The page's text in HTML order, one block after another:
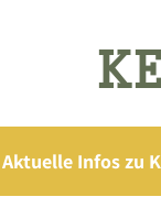
Aktuelle Infos zu